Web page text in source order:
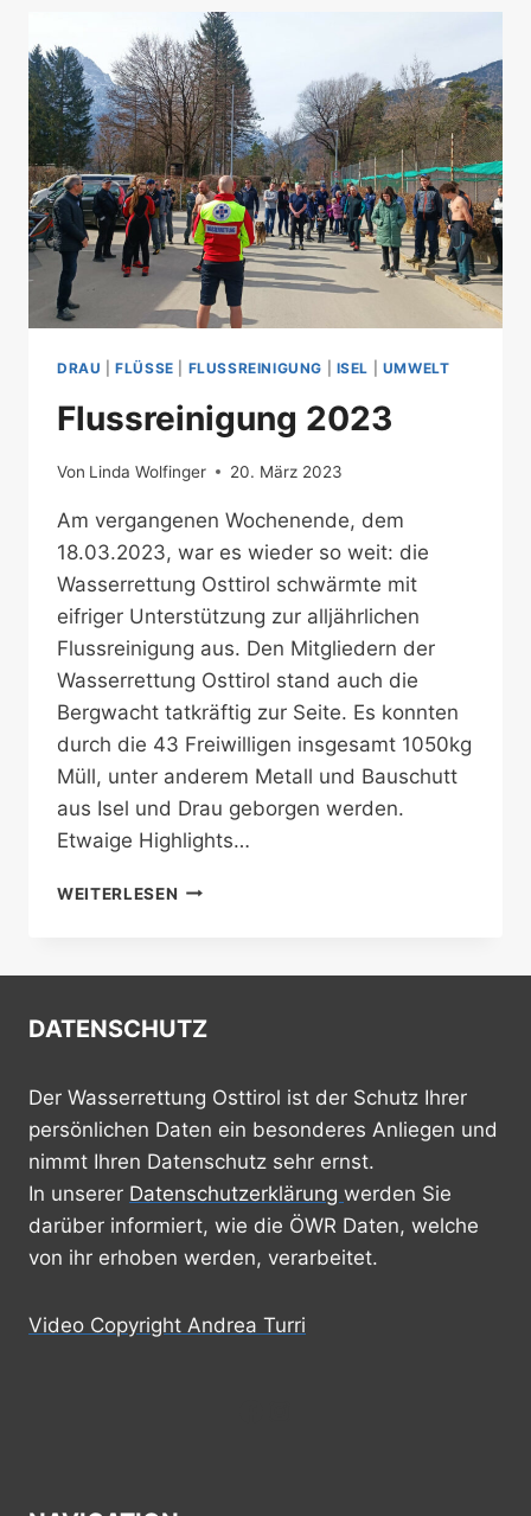
DRAU |FLÜSSE FLUSSREINIGUNG ISEL UMWELT
Flussreinigung 2023
Von Linda Wolfinger 20. März 2023
Am vergangenen Wochenende, dem
18.03.2023, war es wieder so weit: die
Wasserrettung Osttirol schwärmte mit
eifriger Unterstützung zur alljährlichen
Flussreinigung aus. Den Mitgliedern der
Wasserrettung Osttirol stand auch die
Bergwacht tatkräftig zur Seite. Es konnten
durch die 43 Freiwilligen insgesamt 1050kg
Müll, unter anderem Metall und Bauschutt
aus Isel und Drau geborgen werden.
Etwaige Highlights…
WEITERLESEN FLUSSREINIGUNG
DATENSCHUTZ
Der Wasserrettung Osttirol ist der Schutz Ihrer
persönlichen Daten ein besonderes Anliegen und
nimmt Ihren Datenschutz sehr ernst.
In unserer Datenschutzerklärung werden Sie
darüber informiert, wie die ÖWR Daten, welche
von ihr erhoben werden, verarbeitet.
Video Copyright Andrea Turri